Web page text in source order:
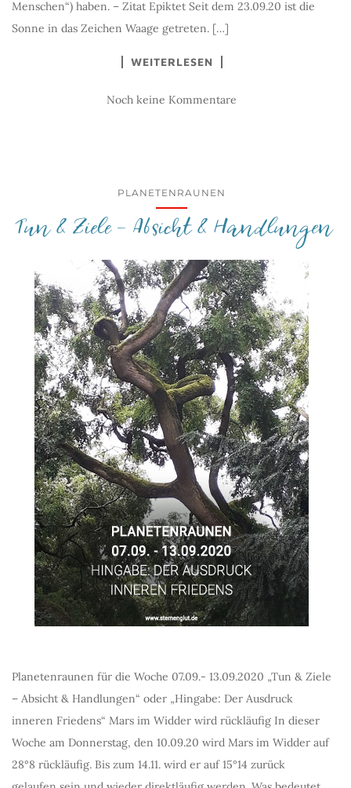
Menschen“) haben. – Zitat Epiktet Seit dem 23.09.20 ist die
Sonne in das Zeichen Waage getreten. […]
WEITERLESEN
Noch keine Kommentare
PLANETENRAUNEN
Tun & Ziele – Absicht & Handlungen
Planetenraunen für die Woche 07.09.- 13.09.2020 „Tun & Ziele
– Absicht & Handlungen“ oder „Hingabe: Der Ausdruck
inneren Friedens“ Mars im Widder wird rückläufig In dieser
Woche am Donnerstag, den 10.09.20 wird Mars im Widder auf
28°8 rückläufig. Bis zum 14.11. wird er auf 15°14 zurück